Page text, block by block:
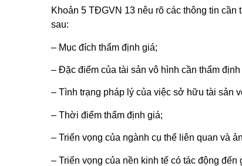
Khoản 5 TĐGVN 13 nêu rõ các thông tin cần
sau:
– Mục đích thẩm định giá;
– Đặc điểm của tài sản vô hình cần thẩm định
– Tình trạng pháp lý của việc sở hữu tài sản
– Thời điểm thẩm định giá;
– Triển vọng của ngành cụ thể liên quan và
– Triển vọng của nền kinh tế có tác động